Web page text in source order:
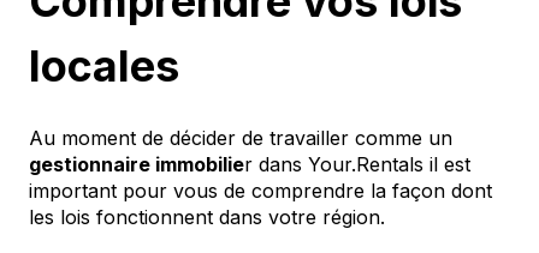
locales
Au moment de décider de travailler comme un
gestionnaire immobilier dans Your.Rentals il est
important pour vous de comprendre la façon dont
les lois fonctionnent dans votre région.